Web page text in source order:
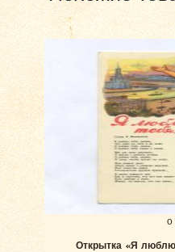
о
Открытка «Я